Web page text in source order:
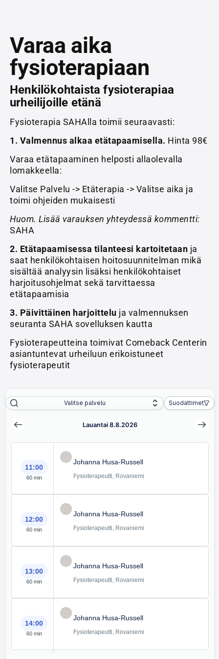
Varaa aika
fysioterapiaan
Henkilökohtaista fysioterapiaa
urheilijoille etänä
Fysioterapia SAHAlla toimii seuraavasti:
1. Valmennus alkaa etätapaamisella. Hinta 98€
Varaa etätapaaminen helposti allaolevalla
lomakkeella:
Valitse Palvelu -> Etäterapia -> Valitse aika ja
toimi ohjeiden mukaisesti
Huom. Lisää varauksen yhteydessä kommentti:
SAHA
2. Etätapaamisessa tilanteesi kartoitetaan ja
saat henkilökohtaisen hoitosuunnitelman mikä
sisältää analyysin lisäksi henkilökohtaiset
harjoitusohjelmat sekä tarvittaessa
etätapaamisia
3. Päivittäinen harjoittelu ja valmennuksen
seuranta SAHA sovelluksen kautta
Fysioterapeutteina toimivat Comeback Centerin
asiantuntevat urheiluun erikoistuneet
fysioterapeutit